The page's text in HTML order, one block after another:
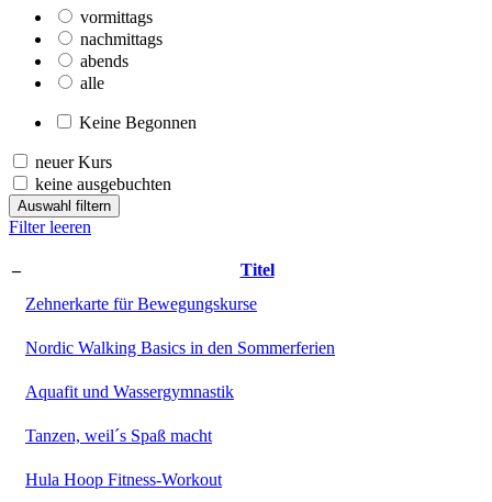
vormittags
nachmittags
abends
alle
Keine Begonnen
neuer Kurs
keine ausgebuchten
Auswahl filtern
Filter leeren
– Titel
Zehnerkarte für Bewegungskurse
Nordic Walking Basics in den Sommerferien
Aquafit und Wassergymnastik
Tanzen, weil´s Spaß macht
Hula Hoop Fitness-Workout